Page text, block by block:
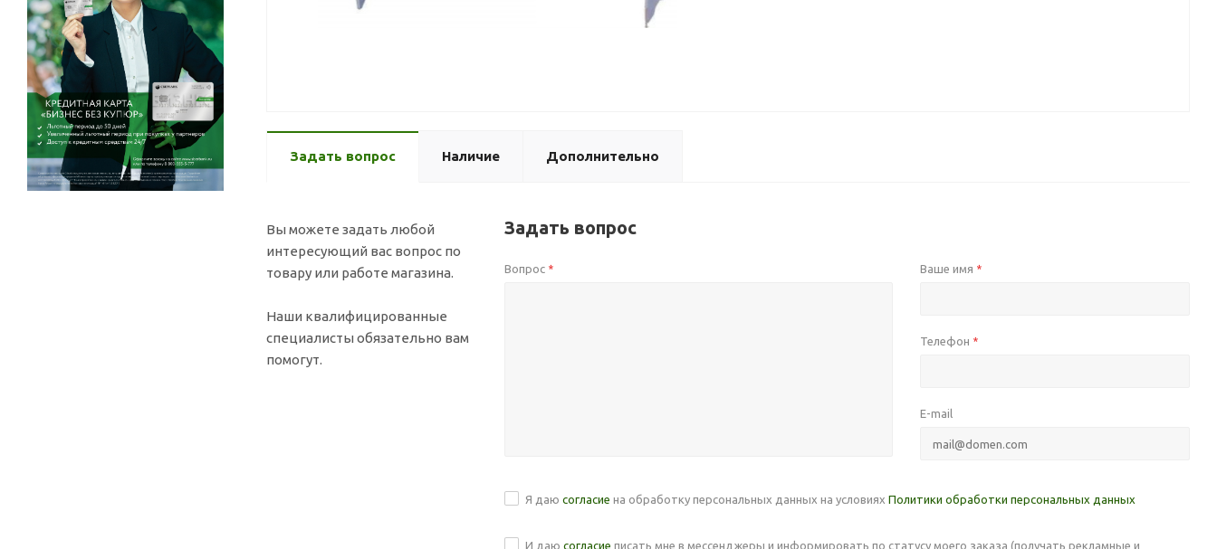
Задать вопрос Наличие Дополнительно
Вы можете задать любой
интересующий вас вопрос по
товару или работе магазина.
Наши квалифицированные
специалисты обязательно вам
помогут.
Задать вопрос
Вопрос * Ваше имя *
Телефон *
E-mail
Я даю согласие на обработку персональных данных на условиях Политики обработки персональных данных
И даю согласие писать мне в мессенджеры и информировать по статусу моего заказа (получать рекламные и